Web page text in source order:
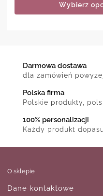
Wybierz
Darmowa dostawa
dla zamówień
Polska firma
Polskie produkty,
100% personalizacji
Każdy produkt
O sklepie
Dane kontaktowe